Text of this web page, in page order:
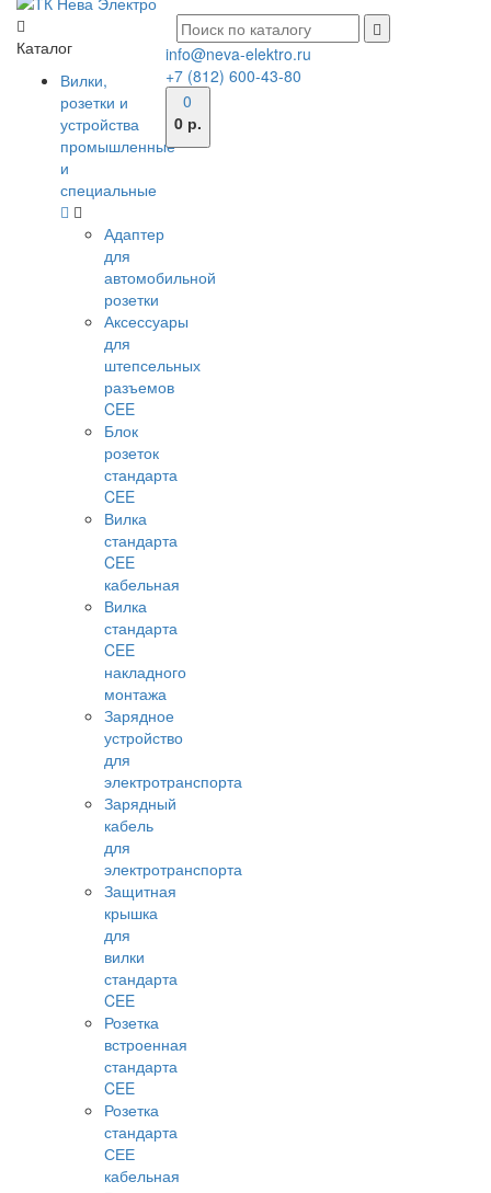
Каталог
Вилки,
розетки и
устройства
промышленные
и
специальные
Адаптер
для
автомобильной
розетки
Аксессуары
для
штепсельных
разъемов
CEE
Блок
розеток
стандарта
CEE
Вилка
стандарта
CEE
кабельная
Вилка
стандарта
CEE
накладного
монтажа
Зарядное
устройство
для
электротранспорта
Зарядный
кабель
для
электротранспорта
Защитная
крышка
для
вилки
стандарта
CEE
Розетка
встроенная
стандарта
CEE
Розетка
стандарта
СЕЕ
кабельная
info@neva-elektro.ru
+7 (812) 600-43-80
0
0 р.